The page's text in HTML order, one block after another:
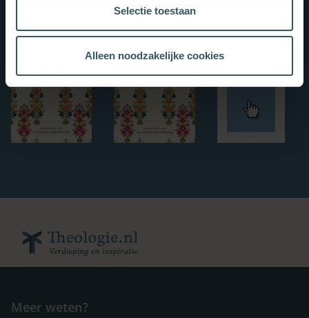
Selectie toestaan
Alleen noodzakelijke cookies
Meer weten?